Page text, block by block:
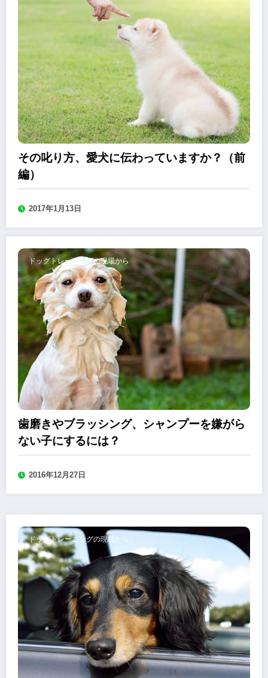
その叱り方、愛犬に伝わっていますか？（前
編）
2017年1月13日
ドッグトレーニングの現場から
歯磨きやブラッシング、シャンプーを嫌がら
ない子にするには？
2016年12月27日
ドッグトレーニングの現場から